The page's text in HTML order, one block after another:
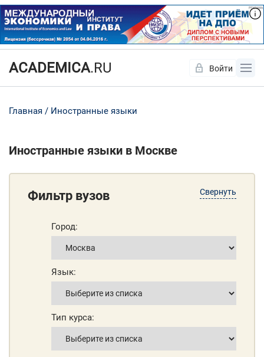
ACADEMICA.RU Войти
Главная Иностранные языки
Иностранные языки в Москве
Свернуть
Фильтр вузов
Город:
Язык:
Тип курса:
Да Нет